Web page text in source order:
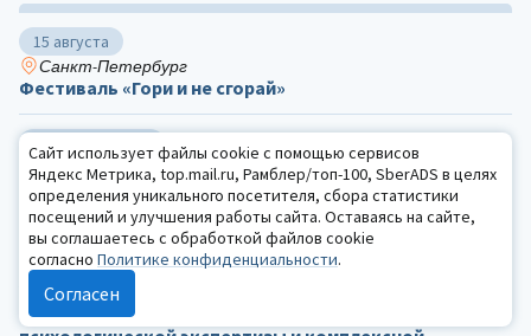
15 августа
Санкт-Петербург
Фестиваль «Гори и не сгорай»
2 — 10 сентября
Санкт-Петербург
Девятая Неделя организационного развития
25 сентября
Калуга, Ташкент
V Международная научно-практическая
конференция «Актуальные вопросы судебной
Сайт использует файлы cookie с помощью сервисов
Яндекс Метрика, top.mail.ru, Рамблер/топ-100, SberADS в целях
определения уникального посетителя, сбора статистики
посещений и улучшения работы сайта. Оставаясь на сайте,
вы соглашаетесь с обработкой файлов cookie
согласно Политике конфиденциальности.
Согласен